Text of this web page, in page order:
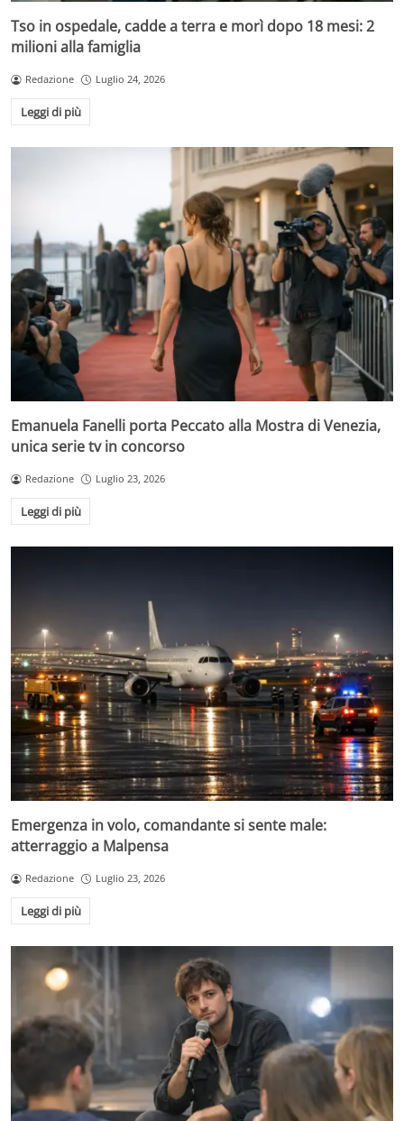
Tso in ospedale, cadde a terra e morì dopo 18 mesi: 2
milioni alla famiglia
Redazione Luglio 24, 2026
Leggi di più
Emanuela Fanelli porta Peccato alla Mostra di Venezia,
unica serie tv in concorso
Redazione Luglio 23, 2026
Leggi di più
Emergenza in volo, comandante si sente male:
atterraggio a Malpensa
Redazione Luglio 23, 2026
Leggi di più